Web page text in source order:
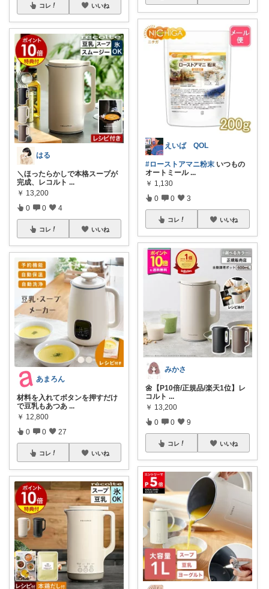
コレ いいね
はる
＼ほったらかしで本格スープが
完成、レコルト ...
￥ 13,200
0 0 4
コレ いいね
あまろん
材料を入れてボタンを押すだけ
で豆乳もあつあ ...
￥ 12,800
0 0 27
コレ いいね
えいば QOL
#ローストアマニ粉末 いつもの
オートミール ...
￥ 1,130
0 0 3
コレ いいね
みかさ
🌼【P10倍/正規品/楽天1位】レ
コルト ...
￥ 13,200
0 0 9
コレ いいね